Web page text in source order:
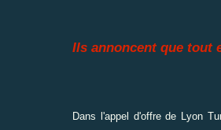
Ils annoncent que tout
Dans l'appel d'offre de Lyon